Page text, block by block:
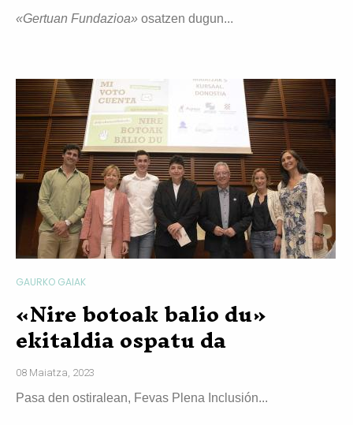
«Gertuan Fundazioa» osatzen dugun...
GAURKO GAIAK
«Nire botoak balio du»
ekitaldia ospatu da
08 Maiatza, 2023
Pasa den ostiralean, Fevas Plena Inclusión...